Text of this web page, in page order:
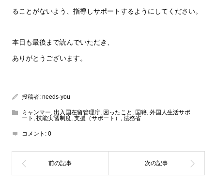
ることがないよう、指導しサポートするようにしてください。
本日も最後まで読んでいただき、
ありがとうございます。
投稿者: needs-you
ミャンマー 出入国在留管理庁, 困ったこと 国籍, 外国人生活サポ
ート
技能実習制度, 支援（サポート） 法務省
コメント: 0